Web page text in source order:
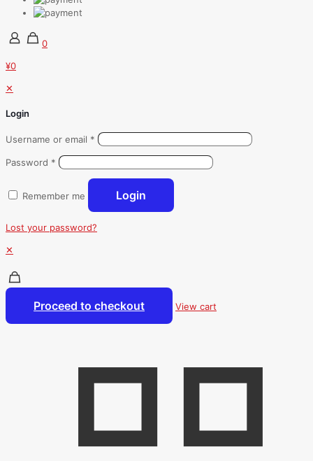
0
¥0
✕
Login
Username or email *
Password *
Remember me Login
Lost your password?
✕
Proceed to checkout View cart